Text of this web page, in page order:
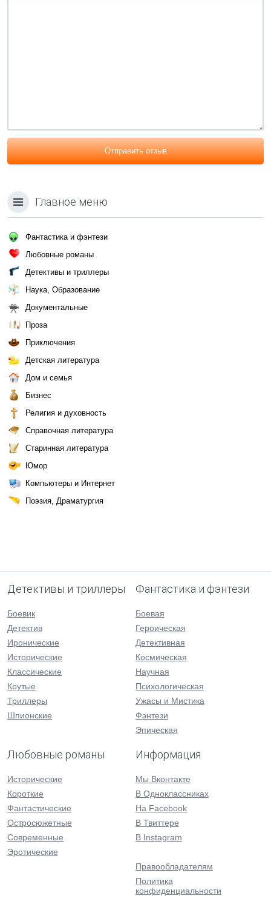
Отправить отзыв
Главное меню
Фантастика и фэнтези
Любовные романы
Детективы и триллеры
Наука, Образование
Документальные
Проза
Приключения
Детская литература
Дом и семья
Бизнес
Религия и духовность
Справочная литература
Старинная литература
Юмор
Компьютеры и Интернет
Поэзия, Драматургия
Детективы и триллеры
Боевик
Детектив
Иронические
Исторические
Классические
Крутые
Триллеры
Шпионские
Фантастика и фэнтези
Боевая
Героическая
Детективная
Космическая
Научная
Психологическая
Ужасы и Мистика
Фэнтези
Эпическая
Любовные романы
Исторические
Короткие
Фантастические
Остросюжетные
Современные
Эротические
Информация
Мы Вконтакте
В Одноклассниках
На Facebook
В Твиттере
В Instagram
Правообладателям
Политика
конфиденциальности